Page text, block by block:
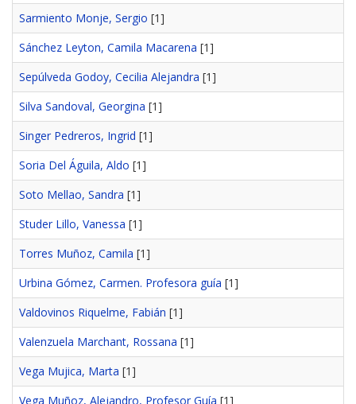
Sarmiento Monje, Sergio [1]
Sánchez Leyton, Camila Macarena [1]
Sepúlveda Godoy, Cecilia Alejandra [1]
Silva Sandoval, Georgina [1]
Singer Pedreros, Ingrid [1]
Soria Del Águila, Aldo [1]
Soto Mellao, Sandra [1]
Studer Lillo, Vanessa [1]
Torres Muñoz, Camila [1]
Urbina Gómez, Carmen. Profesora guía [1]
Valdovinos Riquelme, Fabián [1]
Valenzuela Marchant, Rossana [1]
Vega Mujica, Marta [1]
Vega Muñoz, Alejandro, Profesor Guía [1]